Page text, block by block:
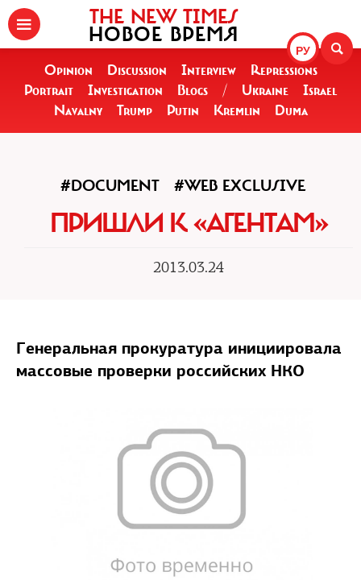
РУ
THE NEW TIMES
НОВОЕ ВРЕМЯ
Opinion Discussion Interview
Repressions
Portrait
Investigation Blogs / Ukraine
Israel
Navalny
Trump Putin Kremlin Duma
#DOCUMENT #WEB EXCLUSIVE
ПРИШЛИ К «АГЕНТАМ»
2013.03.24
Генеральная прокуратура инициировала
массовые проверки российских НКО